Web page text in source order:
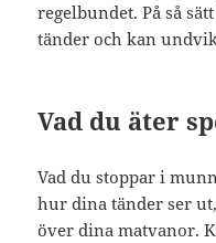
regelbundet. På så
tänder och kan
Vad du äter
Vad du stoppar i
hur dina tänder ser
över dina matvanor.